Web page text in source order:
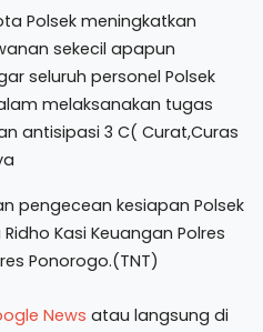
Polsek meningkatkan
sekecil apapun
seluruh personel Polsek
melaksanakan tugas
antisipasi 3 C( Curat,Curas
pengecean kesiapan Polsek
Kasi Keuangan Polres
Ponorogo.(TNT)
News atau langsung di